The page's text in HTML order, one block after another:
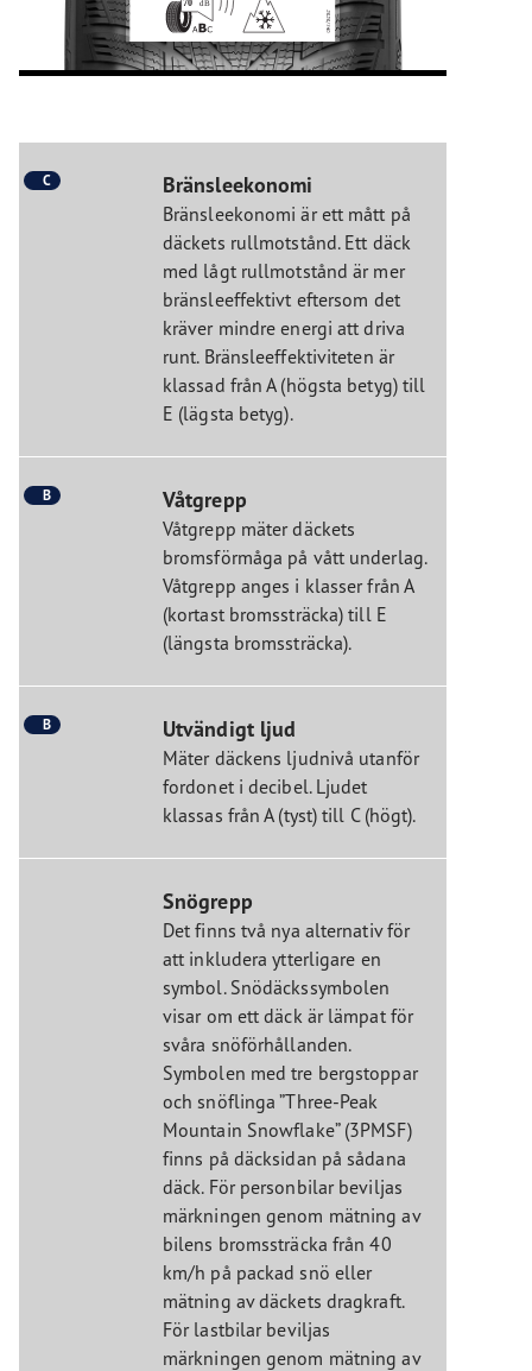
C Bränsleekonomi
Bränsleekonomi är ett mått på
däckets rullmotstånd. Ett däck
med lågt rullmotstånd är mer
bränsleeffektivt eftersom det
kräver mindre energi att driva
runt. Bränsleeffektiviteten är
klassad från A (högsta betyg) till
E (lägsta betyg).
B Våtgrepp
Våtgrepp mäter däckets
bromsförmåga på vått underlag.
Våtgrepp anges i klasser från A
(kortast bromssträcka) till E
(längsta bromssträcka).
B Utvändigt ljud
Mäter däckens ljudnivå utanför
fordonet i decibel. Ljudet
klassas från A (tyst) till C (högt).
Snögrepp
Det finns två nya alternativ för
att inkludera ytterligare en
symbol. Snödäckssymbolen
visar om ett däck är lämpat för
svåra snöförhållanden.
Symbolen med tre bergstoppar
och snöflinga ”Three-Peak
Mountain Snowflake” (3PMSF)
finns på däcksidan på sådana
däck. För personbilar beviljas
märkningen genom mätning av
bilens bromssträcka från 40
km/h på packad snö eller
mätning av däckets dragkraft.
För lastbilar beviljas
märkningen genom mätning av